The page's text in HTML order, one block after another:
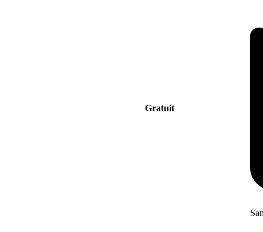
Gratuit